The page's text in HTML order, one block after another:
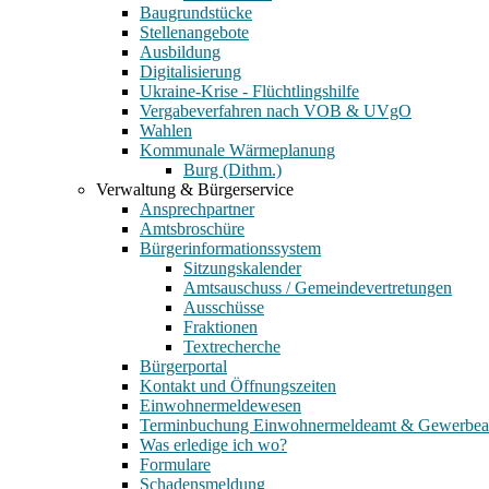
Baugrundstücke
Stellenangebote
Ausbildung
Digitalisierung
Ukraine-Krise - Flüchtlingshilfe
Vergabeverfahren nach VOB & UVgO
Wahlen
Kommunale Wärmeplanung
Burg (Dithm.)
Verwaltung & Bürgerservice
Ansprechpartner
Amtsbroschüre
Bürgerinformationssystem
Sitzungskalender
Amtsauschuss / Gemeindevertretungen
Ausschüsse
Fraktionen
Textrecherche
Bürgerportal
Kontakt und Öffnungszeiten
Einwohnermeldewesen
Terminbuchung Einwohnermeldeamt &
Was erledige ich wo?
Formulare
Schadensmeldung